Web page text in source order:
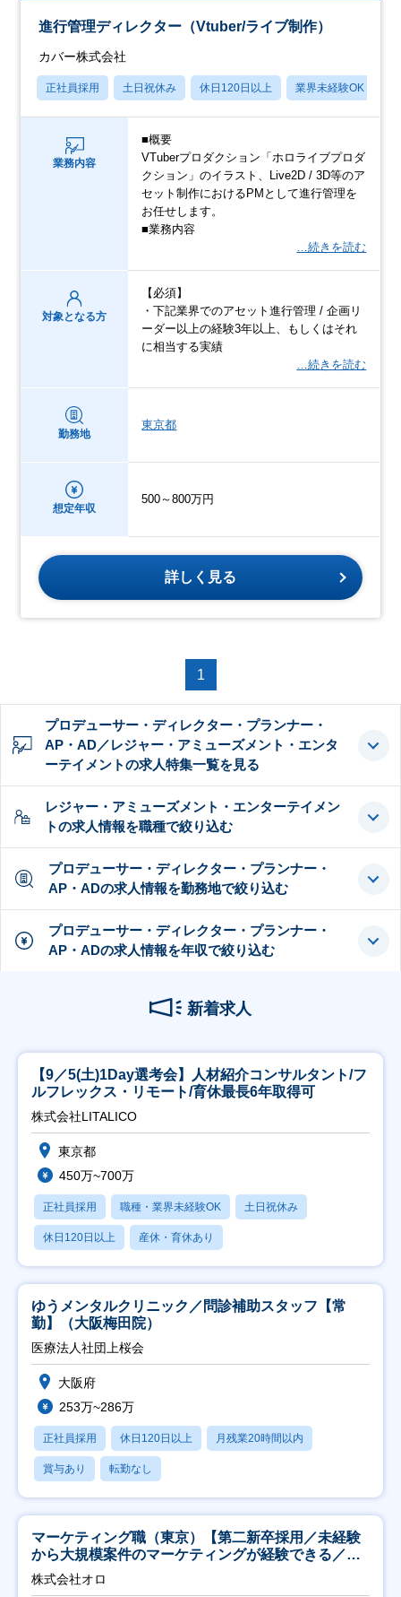
進行管理ディレクター（Vtuber/ライブ制作）
カバー株式会社
正社員採用 土日祝休み 休日120日以上 業界未経験OK
業務内容
■概要
VTuberプロダクション「ホロライブプロダ
クション」のイラスト、Live2D / 3D等のア
セット制作におけるPMとして進行管理を
お任せします。
■業務内容
…続きを読む
対象となる方
【必須】
・下記業界でのアセット進行管理 / 企画リ
ーダー以上の経験3年以上、もしくはそれ
に相当する実績
…続きを読む
勤務地
東京都
想定年収
500～800万円
詳しく見る
1
プロデューサー・ディレクター・プランナー・
AP・AD／レジャー・アミューズメント・エンタ
ーテイメントの求人特集一覧を見る
レジャー・アミューズメント・エンターテイメン
トの求人情報を職種で絞り込む
プロデューサー・ディレクター・プランナー・
AP・ADの求人情報を勤務地で絞り込む
プロデューサー・ディレクター・プランナー・
AP・ADの求人情報を年収で絞り込む
新着求人
【9／5(土)1Day選考会】人材紹介コンサルタント/フ
ルフレックス・リモート/育休最長6年取得可
株式会社LITALICO
東京都
450万~700万
正社員採用 職種・業界未経験OK 土日祝休み
休日120日以上 産休・育休あり
ゆうメンタルクリニック／問診補助スタッフ【常
勤】（大阪梅田院）
医療法人社団上桜会
大阪府
253万~286万
正社員採用 休日120日以上 月残業20時間以内
賞与あり 転勤なし
マーケティング職（東京）【第二新卒採用／未経験
から大規模案件のマーケティングが経験できる／研
修充実】
株式会社オロ